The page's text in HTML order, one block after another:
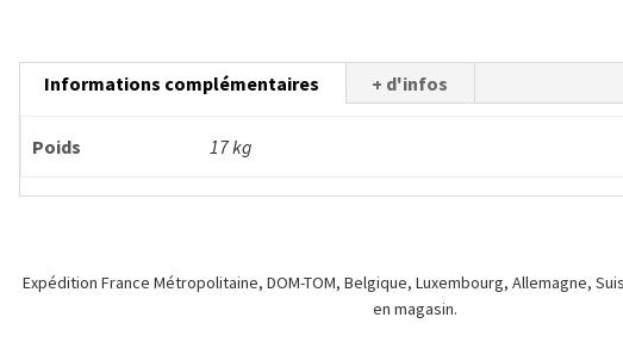
Informations complémentaires + d'infos
Poids 17 kg
Expédition France Métropolitaine, DOM-TOM, Belgique, Luxembourg, Allemagne,
en magasin.